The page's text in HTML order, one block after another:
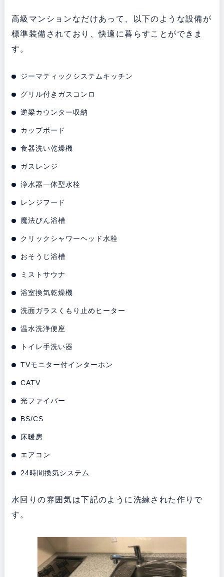
高級マンションなだけあって、以下のような設備が
標準装備されており、快適に暮らすことができま
す。
ジーマティックシステムキッチン
グリル付きガスコンロ
逆梁カウンター収納
カップボード
食器洗い乾燥機
ガスレンジ
浄水器一体型水栓
レンジフード
魔法びん浴槽
クリックシャワーヘッド水栓
おそうじ浴槽
ミストサウナ
浴室換気乾燥機
洗面ガラスくもり止めヒーター
温水洗浄便座
トイレ手洗い器
TVモニター付インターホン
CATV
光ファイバー
BS/CS
床暖房
エアコン
24時間換気システム
水回りの雰囲気は下記のように洗練された作りで
す。